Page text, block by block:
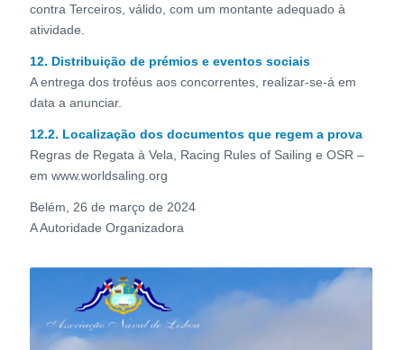
contra Terceiros, válido, com um montante adequado à
atividade.
12. Distribuição de prémios e eventos sociais
A entrega dos troféus aos concorrentes, realizar-se-á em
data a anunciar.
12.2. Localização dos documentos que regem a prova
Regras de Regata à Vela, Racing Rules of Sailing e OSR –
em www.worldsaling.org
Belém, 26 de março de 2024
A Autoridade Organizadora